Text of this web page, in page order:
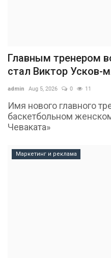
Главным тренером
стал Виктор Усков-
admin Aug 5, 2026 0 11
Имя нового главного
баскетбольном
Чеваката»
Маркетинг и реклама